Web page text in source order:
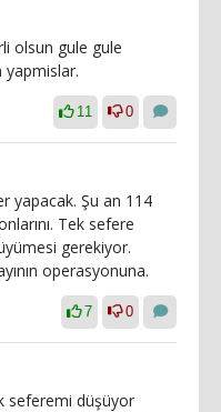
olsun gule gule
yapmislar.
11 0
yapacak. Şu an 114
Tek sefere
gerekiyor.
operasyonuna.
7 0
seferemi düşüyor